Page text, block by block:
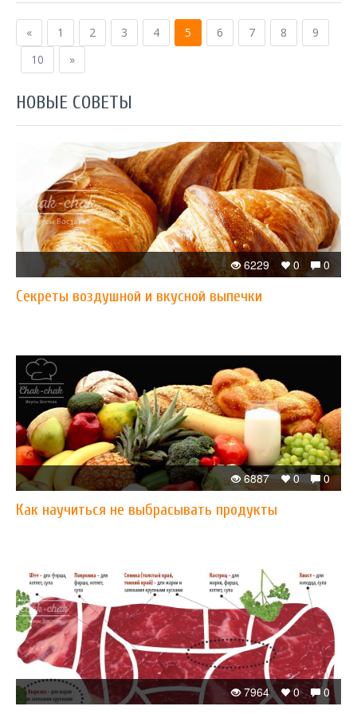
« 1 2 3 4 5 6 7 8
9
10
»
НОВЫЕ СОВЕТЫ
0
0
6229
Секреты воздушной и вкусной выпечки
0
0
6887
Как научиться не выбрасывать продукты
0
0
7964